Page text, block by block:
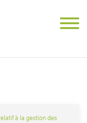
à la gestion des